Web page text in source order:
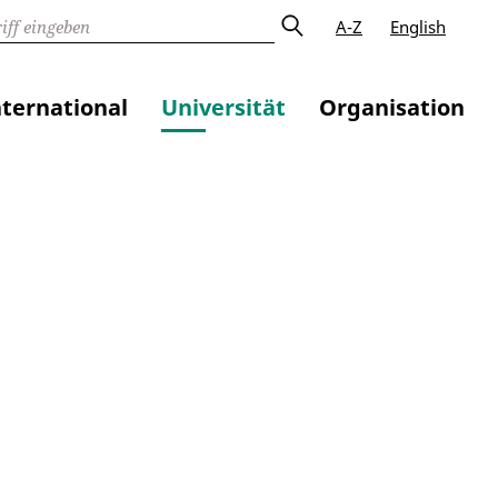
A-Z English
Universität Organisation